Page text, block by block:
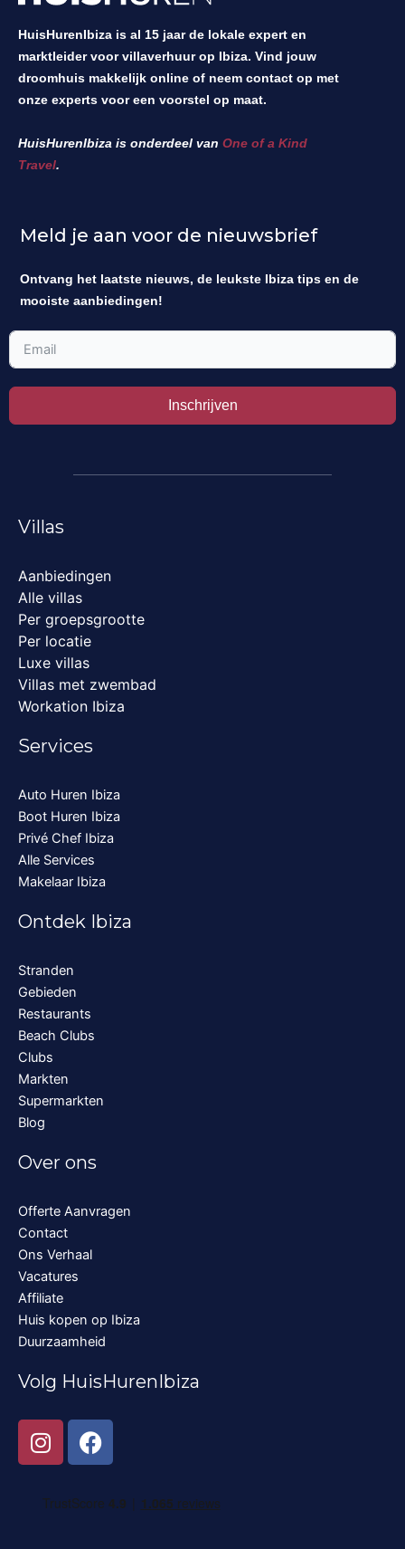
HuisHurenIbiza is al 15 jaar de lokale expert en
marktleider voor villaverhuur op Ibiza. Vind jouw
droomhuis makkelijk online of neem contact op met
onze experts voor een voorstel op maat.
HuisHurenIbiza is onderdeel van One of a Kind
Travel.
Meld je aan voor de nieuwsbrief
Ontvang het laatste nieuws, de leukste Ibiza tips en de
mooiste aanbiedingen!
Inschrijven
Villas
Aanbiedingen
Alle villas
Per groepsgrootte
Per locatie
Luxe villas
Villas met zwembad
Workation Ibiza
Services
Auto Huren Ibiza
Boot Huren Ibiza
Privé Chef Ibiza
Alle Services
Makelaar Ibiza
Ontdek Ibiza
Stranden
Gebieden
Restaurants
Beach Clubs
Clubs
Markten
Supermarkten
Blog
Over ons
Offerte Aanvragen
Contact
Ons Verhaal
Vacatures
Affiliate
Huis kopen op Ibiza
Duurzaamheid
Volg HuisHurenIbiza
I
n
t
F
a
e